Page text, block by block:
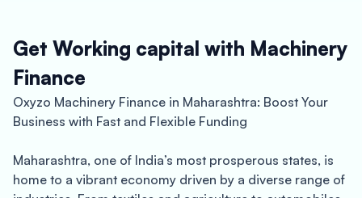
Get Working capital with Machinery
Finance
Oxyzo Machinery Finance in Maharashtra: Boost Your
Business with Fast and Flexible Funding
Maharashtra, one of India’s most prosperous states, is
home to a vibrant economy driven by a diverse range of